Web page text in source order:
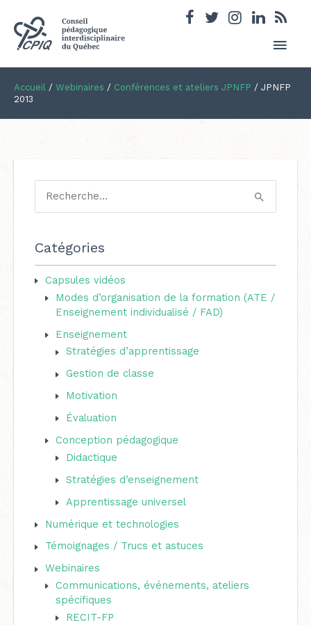
Accueil / Webinaires / Conférences et ateliers JPNFP / JPNFP
2013
e
Catégories
Capsules vidéos
Modes d’organisation de la formation (ATE /
Enseignement individualisé / FAD)
Enseignement
Stratégies d’apprentissage
Gestion de classe
Motivation
Évaluation
Conception pédagogique
Didactique
Stratégies d’enseignement
Apprentissage universel
Numérique et technologies
Témoignages / Trucs et astuces
Webinaires
Communications, événements, ateliers
spécifiques
RECIT-FP